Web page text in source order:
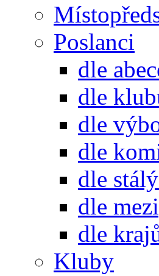
Poslanci
dle
dle
dle
dle
dle
dle
dle
Kluby